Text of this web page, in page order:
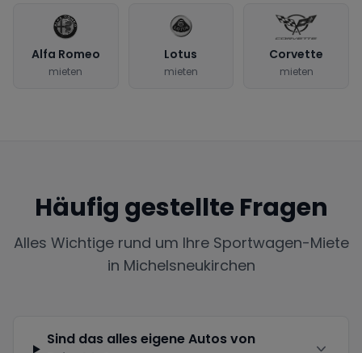
Alfa Romeo
mieten
Lotus
mieten
Corvette
mieten
Häufig gestellte Fragen
Alles Wichtige rund um Ihre Sportwagen-Miete
in Michelsneukirchen
Sind das alles eigene Autos von